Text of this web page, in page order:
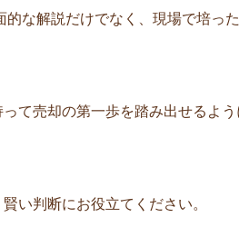
な解説だけでなく、現場で培っ
て売却の第一歩を踏み出せるよう
い判断にお役立てください。